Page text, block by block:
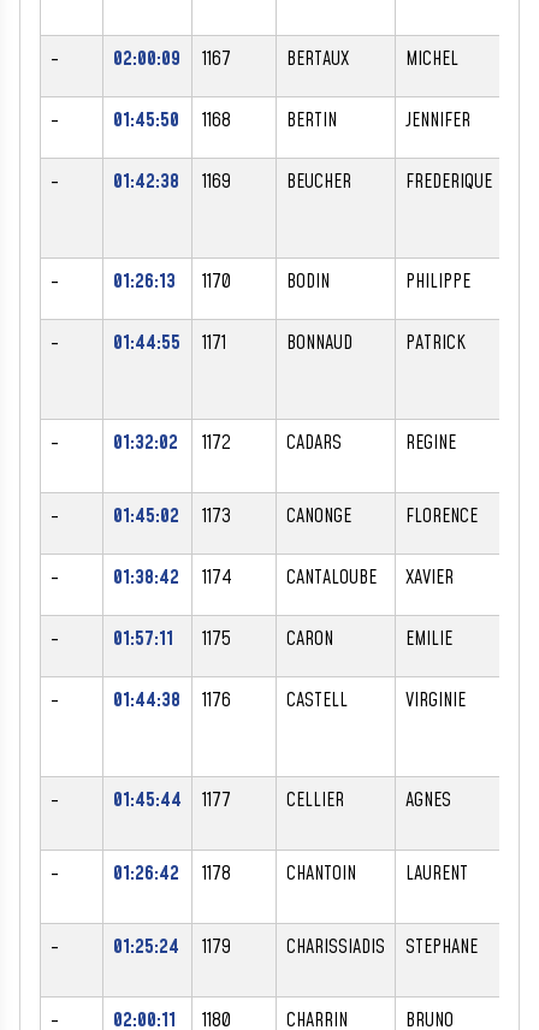
- 02:00:09 1167 BERTAUX MICHEL
- 01:45:50 1168 BERTIN JENNIFER
- 01:42:38 1169 BEUCHER FREDERIQUE
- 01:26:13 1170 BODIN PHILIPPE
- 01:44:55 1171 BONNAUD PATRICK
- 01:32:02 1172 CADARS REGINE
- 01:45:02 1173 CANONGE FLORENCE
- 01:38:42 1174 CANTALOUBE XAVIER
- 01:57:11 1175 CARON EMILIE
- 01:44:38 1176 CASTELL VIRGINIE
- 01:45:44 1177 CELLIER AGNES
- 01:26:42 1178 CHANTOIN LAURENT
- 01:25:24 1179 CHARISSIADIS STEPHANE
- 02:00:11 1180 CHARRIN BRUNO